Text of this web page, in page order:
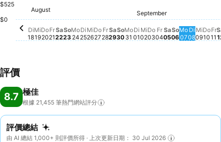
$525
$0
Dienstag, August 18
$889
August
Di
18
Mittwoch, August 19
$880
Mi
19
Donnerstag, August 20
$886
Do
20
Fr
21
Sa
22
Sonntag, August 23
So
23
Montag, August 24
Mo
24
Dienstag, August 25
Di
25
Mittwoch, August 26
Mi
26
Donnerstag, August 27
Do
27
Freitag, August 28
Fr
28
Samstag, August 29
Sa
29
Sonntag, August 30
$772
So
30
Montag, August 31
$730
Mo
31
Dienstag, September
$730
September
Di
01
Mittwoch,
$737
Mi
02
Donnerstag,
$764
Do
03
Freitag,
$739
Fr
04
Samstag,
$734
Sa
05
So
06
Mo
07
Di
08
Mi
09
Do
10
Fr
11
評價
8.7 極佳
根據 21,455 筆熱門網站評分
評價總結
由 AI 總結 1,000+ 則評價所得 · 上次更新日期： 30 Jul 2026